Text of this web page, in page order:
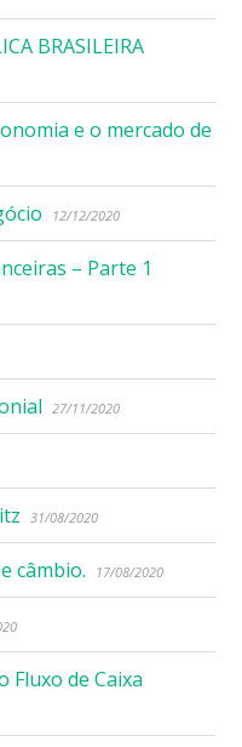
BRASILEIRA
e o mercado de
12/12/2020
– Parte 1
27/11/2020
31/08/2020
câmbio. 17/08/2020
Fluxo de Caixa